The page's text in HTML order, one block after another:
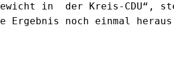
in  der Kreis-CDU“,
Ergebnis noch einmal